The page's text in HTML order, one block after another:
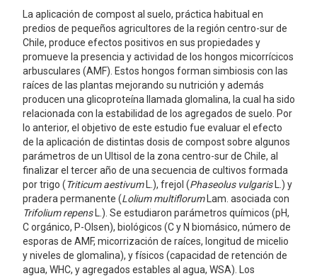
La aplicación de compost al suelo, práctica habitual en
predios de pequeños agricultores de la región centro-sur de
Chile, produce efectos positivos en sus propiedades y
promueve la presencia y actividad de los hongos micorrícicos
arbusculares (AMF). Estos hongos forman simbiosis con las
raíces de las plantas mejorando su nutrición y además
producen una glicoproteína llamada glomalina, la cual ha sido
relacionada con la estabilidad de los agregados de suelo. Por
lo anterior, el objetivo de este estudio fue evaluar el efecto
de la aplicación de distintas dosis de compost sobre algunos
parámetros de un Ultisol de la zona centro-sur de Chile, al
finalizar el tercer año de una secuencia de cultivos formada
por trigo (Triticum aestivumL.), frejol (Phaseolus vulgarisL.) y
pradera permanente (Lolium multiflorumLam. asociada con
Trifolium repensL.). Se estudiaron parámetros químicos (pH,
C orgánico, P-Olsen), biológicos (C y N biomásico, número de
esporas de AMF, micorrización de raíces, longitud de micelio
y niveles de glomalina), y físicos (capacidad de retención de
agua, WHC, y agregados estables al agua, WSA). Los